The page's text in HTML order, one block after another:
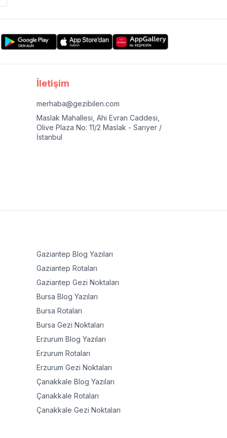
İletişim
merhaba@gezibilen.com
Maslak Mahallesi, Ahi Evran Caddesi,
Olive Plaza No: 11/2 Maslak - Sarıyer /
İstanbul
Gaziantep Blog Yazıları
Gaziantep Rotaları
Gaziantep Gezi Noktaları
Bursa Blog Yazıları
Bursa Rotaları
Bursa Gezi Noktaları
Erzurum Blog Yazıları
Erzurum Rotaları
Erzurum Gezi Noktaları
Çanakkale Blog Yazıları
Çanakkale Rotaları
Çanakkale Gezi Noktaları